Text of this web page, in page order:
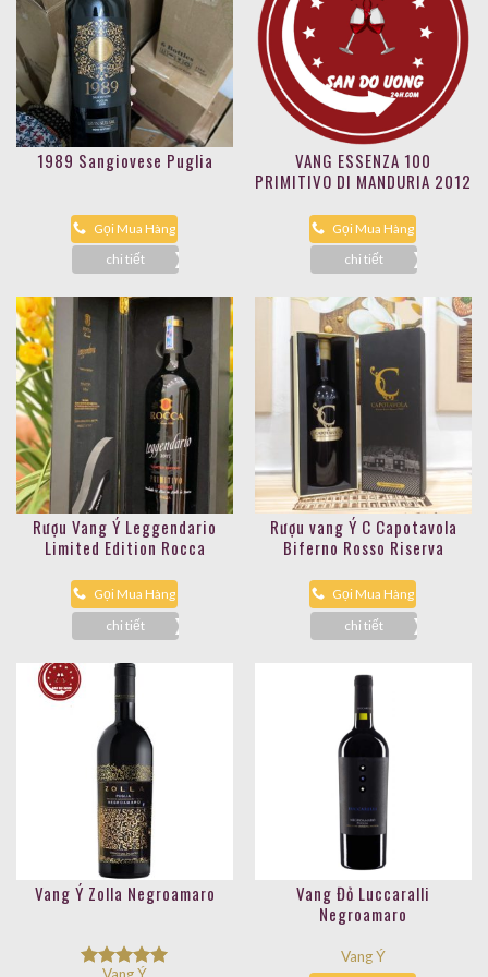
1989 Sangiovese Puglia
Gọi Mua Hàng
chi tiết
VANG ESSENZA 100
PRIMITIVO DI MANDURIA 2012
Gọi Mua Hàng
chi tiết
Rượu Vang Ý Leggendario
Limited Edition Rocca
Gọi Mua Hàng
chi tiết
Rượu vang Ý C Capotavola
Biferno Rosso Riserva
Gọi Mua Hàng
chi tiết
Vang Ý Zolla Negroamaro
Vang Đỏ Luccaralli
Negroamaro
Vang Ý